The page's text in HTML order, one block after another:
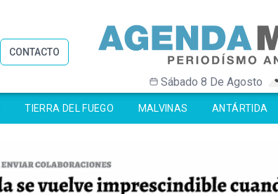
CONTACTO
Sábado 8 De Agosto
TIERRA DEL FUEGO MALVINAS ANTÁRTIDA